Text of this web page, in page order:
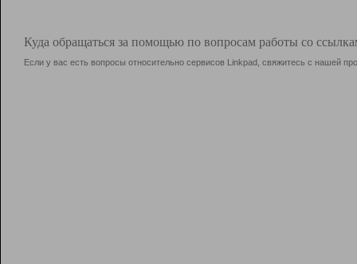
Куда обращаться за помощью по вопросам работы со
Если у вас есть вопросы относительно сервисов Linkpad, свяжитесь с нашей